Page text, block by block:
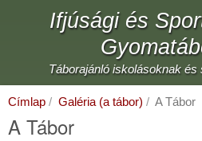
Ifjúsági és
Táborajánló iskolásoknak és
Címlap Galéria (a tábor) A Tábor
A Tábor